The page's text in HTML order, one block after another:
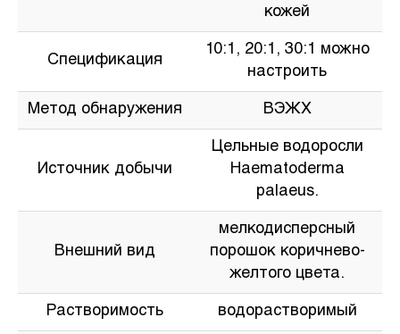
кожей
Спецификация
10:1, 20:1, 30:1 можно
настроить
Метод обнаружения ВЭЖХ
Источник добычи
Цельные водоросли
Haematoderma
palaeus.
Внешний вид
мелкодисперсный
порошок коричнево-
желтого цвета.
Растворимость водорастворимый